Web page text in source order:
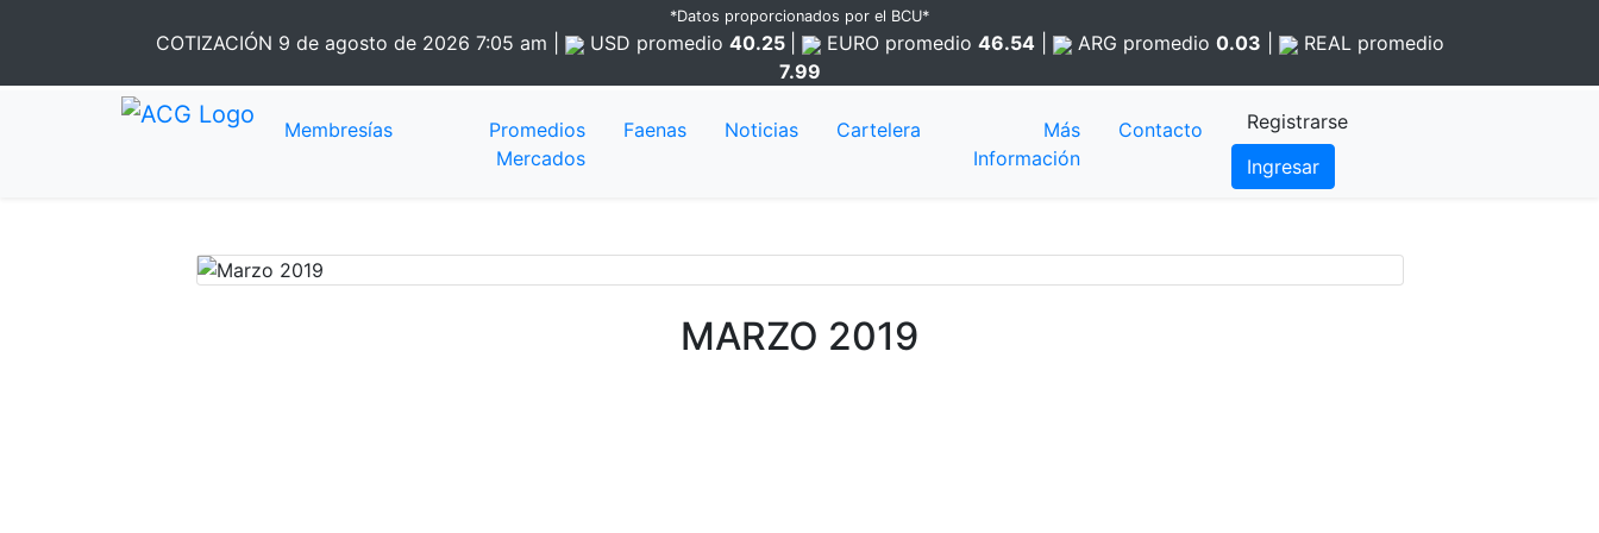
*Datos proporcionados por el BCU*
COTIZACIÓN 9 de agosto de 2026 7:05 am USD promedio 40.25 EUROpromedio 46.54 ARG promedio 0.03 REALpromedio
7.99
Membresías
Promedios
Mercados
Faenas Noticias Cartelera
Más
Información
Contacto
Registrarse
Ingresar
MARZO 2019